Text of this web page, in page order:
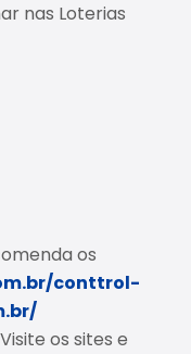
nas Loterias
os
conttrol-
Visite os sites e